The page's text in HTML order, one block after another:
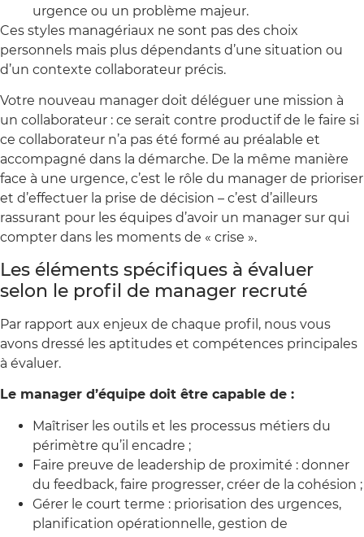
urgence ou un problème majeur.
Ces styles managériaux ne sont pas des choix
personnels mais plus dépendants d’une situation ou
d’un contexte collaborateur précis.
Votre nouveau manager doit déléguer une mission à
un collaborateur : ce serait contre productif de le faire si
ce collaborateur n’a pas été formé au préalable et
accompagné dans la démarche. De la même manière
face à une urgence, c’est le rôle du manager de prioriser
et d’effectuer la prise de décision – c’est d’ailleurs
rassurant pour les équipes d’avoir un manager sur qui
compter dans les moments de « crise ».
Les éléments spécifiques à évaluer
selon le profil de manager recruté
Par rapport aux enjeux de chaque profil, nous vous
avons dressé les aptitudes et compétences principales
à évaluer.
Le manager d’équipe doit être capable de :
Maîtriser les outils et les processus métiers du
périmètre qu’il encadre ;
Faire preuve de leadership de proximité : donner
du feedback, faire progresser, créer de la cohésion ;
Gérer le court terme : priorisation des urgences,
planification opérationnelle, gestion de